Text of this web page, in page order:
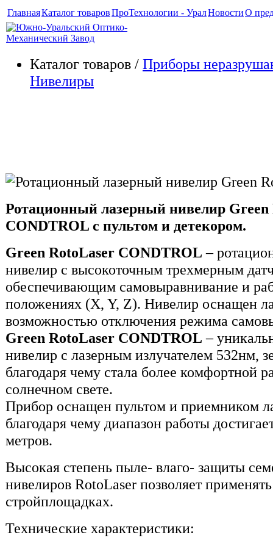
ГлавнаяКаталог товаровПроТехнологии - УралНовостиО
Каталог товаров / Приборы
Нивелиры
Ротационный лазерный нивелир Green
CONDTROL с пультом и детекором.
Green RotoLaser CONDTROL –
нивелир с высокоточным трехмерным
обеспечивающим cамовыравнивание и
положениях (X, Y, Z). Нивелир оснащен
возможностью отключения режима
Green RotoLaser CONDTROL –
нивелир с лазерным излучателем 532нм,
благодаря чему стала более комфортной
солнечном свете.
Прибор оснащен пультом и приемником
благодаря чему диапазон работы
метров.
Высокая степень пыле- влаго- защиты
нивелиров RotoLaser позволяет
стройплощадках.
Технические характеристики: